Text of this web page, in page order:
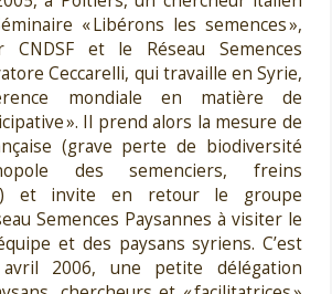
« Libérons les semences »,
CNDSF et le Réseau Semences
Ceccarelli, qui travaille en Syrie,
mondiale en matière de
». Il prend alors la mesure de
(grave perte de biodiversité
des semenciers, freins
et invite en retour le groupe
Semences Paysannes à visiter le
et des paysans syriens. C’est
2006, une petite délégation